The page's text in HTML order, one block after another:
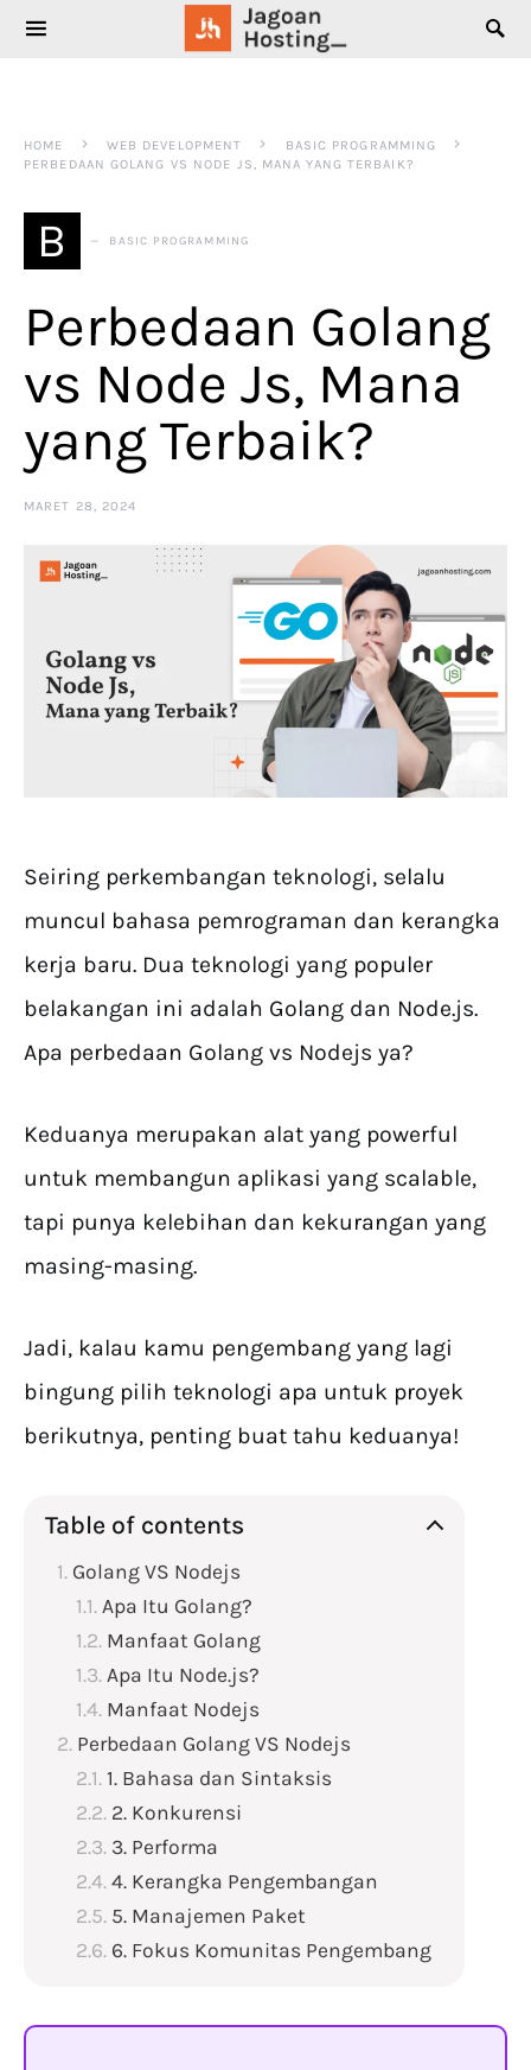
SEARCH FOR:
HOME WEB DEVELOPMENT
BASIC PROGRAMMING
PERBEDAAN GOLANG VS NODE JS, MANA YANG TERBAIK?
B BASIC PROGRAMMING
Perbedaan Golang
vs Node Js, Mana
yang Terbaik?
MARET 28, 2024
Seiring perkembangan teknologi, selalu
muncul bahasa pemrograman dan kerangka
kerja baru. Dua teknologi yang populer
belakangan ini adalah Golang dan Node.js.
Apa perbedaan Golang vs Nodejs ya?
Keduanya merupakan alat yang powerful
untuk membangun aplikasi yang scalable,
tapi punya kelebihan dan kekurangan yang
masing-masing.
Jadi, kalau kamu pengembang yang lagi
bingung pilih teknologi apa untuk proyek
berikutnya, penting buat tahu keduanya!
Table of contents
Golang VS Nodejs
Apa Itu Golang?
Manfaat Golang
Apa Itu Node.js?
Manfaat Nodejs
Perbedaan Golang VS Nodejs
1. Bahasa dan Sintaksis
2. Konkurensi
3. Performa
4. Kerangka Pengembangan
5. Manajemen Paket
6. Fokus Komunitas Pengembang